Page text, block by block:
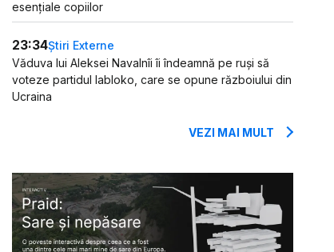
esențiale copiilor
23:34Știri Externe
Văduva lui Aleksei Navalnîi îi îndeamnă pe ruși să
voteze partidul Iabloko, care se opune războiului din
Ucraina
VEZI MAI MULT